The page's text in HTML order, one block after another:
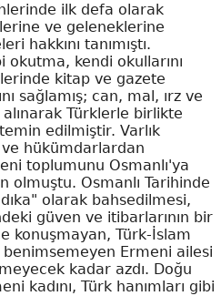
ilk defa olarak
ve geleneklerine
hakkını tanımıştı.
okutma, kendi okullarını
kitap ve gazete
sağlamış; can, mal, ırz ve
Türklerle birlikte
edilmiştir. Varlık
hükümdarlardan
toplumunu Osmanlı'ya
olmuştu. Osmanlı Tarihinde
olarak bahsedilmesi,
güven ve itibarlarının bir
konuşmayan, Türk-İslam
Ermeni ailesi
kadar azdı. Doğu
kadını, Türk hanımları gibi